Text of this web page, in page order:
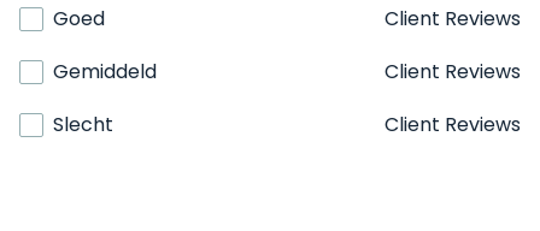
Goed
Client Reviews
Gemiddeld
Client Reviews
Slecht
Client Reviews